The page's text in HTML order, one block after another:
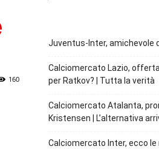
160
Juventus-Inter, amichevole
Calciomercato Lazio,
per Ratkov? | Tutta la verità
Calciomercato Atalanta,
Kristensen | L’alternativa
Calciomercato Inter, ecco le